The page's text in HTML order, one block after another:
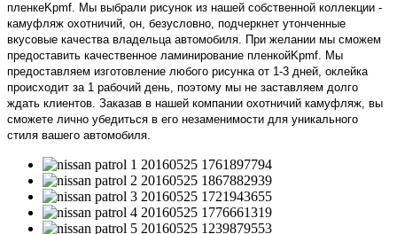
пленкеKpmf. Мы выбрали рисунок из нашей собственной коллекции -
камуфляж охотничий, он, безусловно, подчеркнет утонченные
вкусовые качества владельца автомобиля. При желании мы сможем
предоставить качественное ламинирование пленкойKpmf. Мы
предоставляем изготовление любого рисунка от 1-3 дней, оклейка
происходит за 1 рабочий день, поэтому мы не заставляем долго
ждать клиентов. Заказав в нашей компании охотничий камуфляж, вы
сможете лично убедиться в его незаменимости для уникального
стиля вашего автомобиля.